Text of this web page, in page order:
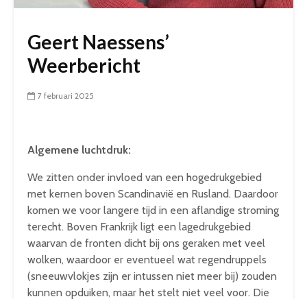
Geert Naessens’
Weerbericht
7 februari 2025
Algemene luchtdruk:
We zitten onder invloed van een hogedrukgebied
met kernen boven Scandinavië en Rusland. Daardoor
komen we voor langere tijd in een aflandige stroming
terecht. Boven Frankrijk ligt een lagedrukgebied
waarvan de fronten dicht bij ons geraken met veel
wolken, waardoor er eventueel wat regendruppels
(sneeuwvlokjes zijn er intussen niet meer bij) zouden
kunnen opduiken, maar het stelt niet veel voor. Die